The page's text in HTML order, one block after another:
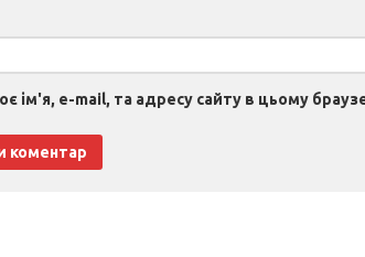
ім'я, e-mail, та адресу сайту в цьому